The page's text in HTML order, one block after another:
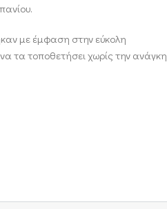
με έμφαση στην εύκολη
τα τοποθετήσει χωρίς την ανάγκη